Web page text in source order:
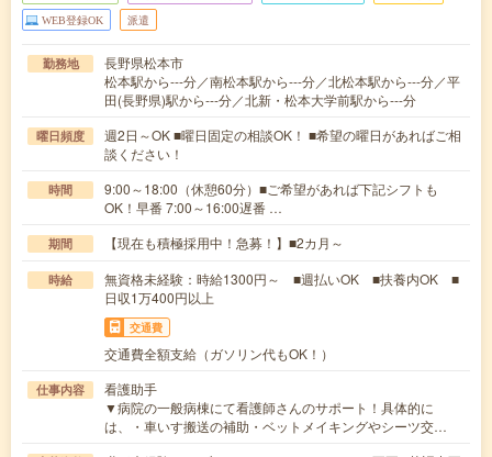
WEB登録OK 派遣
勤務地
長野県松本市
松本駅から---分／南松本駅から---分／北松本駅から---分／平
田(長野県)駅から---分／北新・松本大学前駅から---分
曜日頻度
週2日～OK ■曜日固定の相談OK！ ■希望の曜日があればご相
談ください！
時間
9:00～18:00（休憩60分）■ご希望があれば下記シフトも
OK！早番 7:00～16:00遅番 …
期間 【現在も積極採用中！急募！】■2カ月～
時給
無資格未経験：時給1300円～ ■週払いOK ■扶養内OK ■
日収1万400円以上
交通費
交通費全額支給（ガソリン代もOK！）
仕事内容
看護助手
▼病院の一般病棟にて看護師さんのサポート！具体的に
は、・車いす搬送の補助・ベットメイキングやシーツ交…